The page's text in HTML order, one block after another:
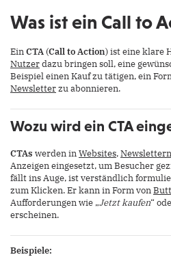
Was ist ein Call to
EinCTA(Call to Action) ist eine klare
Nutzerdazu bringen soll, eine
Beispiel einen Kauf zu tätigen, ein
Newsletterzu abonnieren.
Wozu wird ein CTA
CTAs werden inWebsites,Newslettern
Anzeigen eingesetzt, um Besucher
fällt ins Auge, ist verständlich
zum Klicken. Er kann in Form von
Aufforderungen wie „Jetzt kaufen“
erscheinen.
Beispiele: